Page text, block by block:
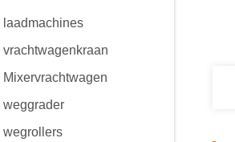
laadmachines
vrachtwagenkraan
weggrader
wegrollers